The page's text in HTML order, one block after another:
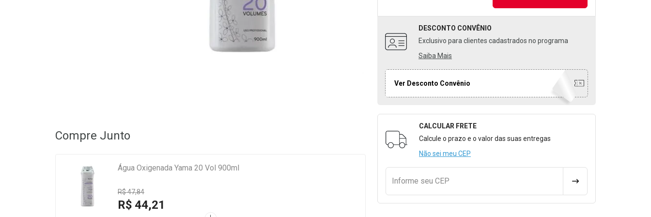
DESCONTO CONVÊNIO
Exclusivo para clientes cadastrados no programa
Saiba Mais
Ver Desconto Convênio
Formulário para Calcular o Frete
CALCULAR FRETE
Calcule o prazo e o valor das suas entregas
Não sei meu CEP
Informe seu CEP CALCULAR FRETE
Compre Junto
Água Oxigenada Yama 20 Vol 900ml
R$ 47,84
R$ 44,21